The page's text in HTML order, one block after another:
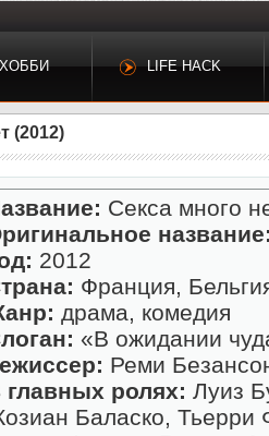
ХОББИ LIFE HACK
(2012)
Секса много
2012
Франция,
драма, комедия
«В ожидании
Реми
главных ролях: Луиз
Баласко, Тьерри